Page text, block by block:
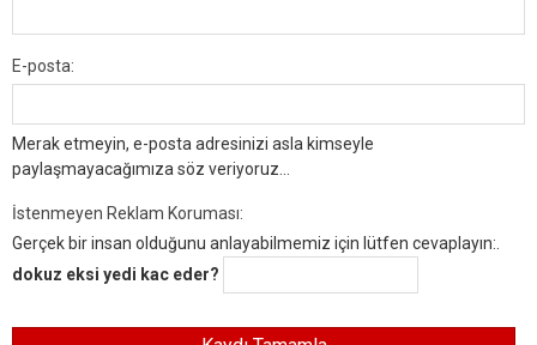
E-posta:
Merak etmeyin, e-posta adresinizi asla kimseyle
paylaşmayacağımıza söz veriyoruz...
İstenmeyen Reklam Koruması:
Gerçek bir insan olduğunu anlayabilmemiz için lütfen cevaplayın:.
dokuz eksi yedi kac eder?